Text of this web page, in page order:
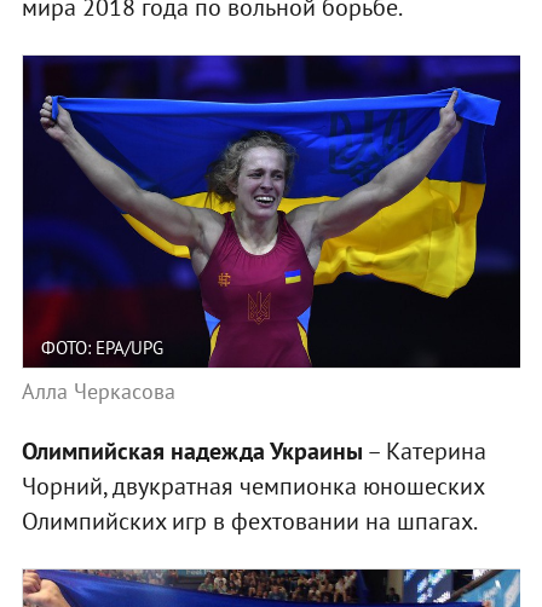
мира 2018 года по вольной борьбе.
ФОТО: EPA/UPG
Алла Черкасова
Олимпийская надежда Украины – Катерина
Чорний, двукратная чемпионка юношеских
Олимпийских игр в фехтовании на шпагах.